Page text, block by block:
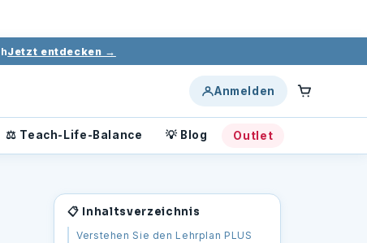
Jetzt entdecken →
Anmelden
⚖️ Teach-Life-Balance 💡 Blog Outlet
📋 Inhaltsverzeichnis
Verstehen Sie den Lehrplan PLUS